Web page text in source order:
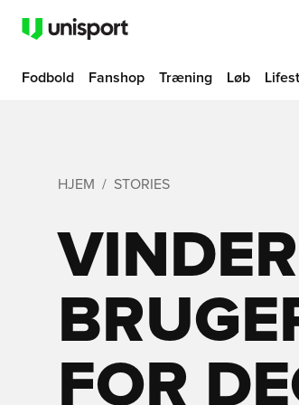
Fodbold Fanshop Træning Løb
HJEM STORIES
FOR